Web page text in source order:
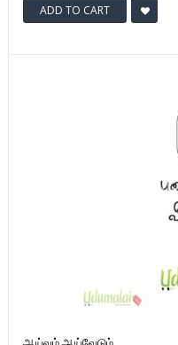
ADD TO CART